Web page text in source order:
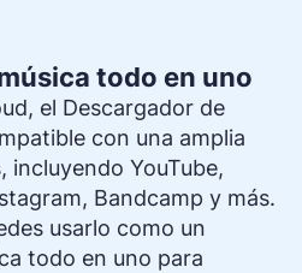
todo en uno
el Descargador de
con una amplia
incluyendo YouTube,
Bandcamp y más.
usarlo como un
todo en uno para